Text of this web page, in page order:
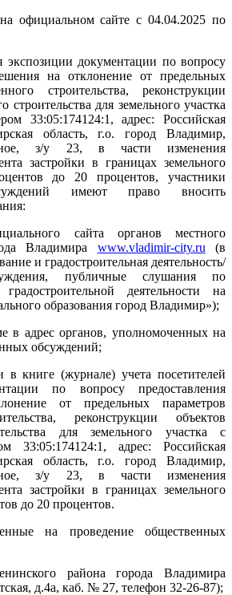
официальном сайте с 04.04.2025 по
экспозиции документации по вопросу
на отклонение от предельных
строительства, реконструкции
строительства для земельного участка
33:05:174124:1, адрес: Российская
область, г.о. город Владимир,
з/у 23, в части изменения
застройки в границах земельного
до 20 процентов, участники
имеют право вносить
сайта органов местного
Владимира www.vladimir-city.ru (в
и градостроительная деятельность/
публичные слушания по
деятельности на
образования город Владимир»);
в адрес органов, уполномоченных на
обсуждений;
в книге (журнале) учета посетителей
по вопросу предоставления
от предельных параметров
реконструкции объектов
для земельного участка с
33:05:174124:1, адрес: Российская
область, г.о. город Владимир,
з/у 23, в части изменения
застройки в границах земельного
до 20 процентов.
на проведение общественных
района города Владимира
д.4а, каб. № 27, телефон 32-26-87);